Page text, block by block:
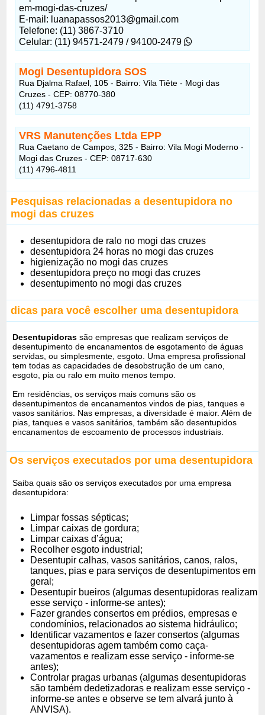
em-mogi-das-cruzes/
E-mail: luanapassos2013@gmail.com
Telefone: (11) 3867-3710
Celular: (11) 94571-2479 / 94100-2479
Mogi Desentupidora SOS
Rua Djalma Rafael, 105 - Bairro: Vila Tiête - Mogi das
Cruzes - CEP: 08770-380
(11) 4791-3758
VRS Manutenções Ltda EPP
Rua Caetano de Campos, 325 - Bairro: Vila Mogi Moderno -
Mogi das Cruzes - CEP: 08717-630
(11) 4796-4811
Pesquisas relacionadas a desentupidora no
mogi das cruzes
desentupidora de ralo no mogi das cruzes
desentupidora 24 horas no mogi das cruzes
higienização no mogi das cruzes
desentupidora preço no mogi das cruzes
desentupimento no mogi das cruzes
dicas para você escolher uma desentupidora
Desentupidoras são empresas que realizam serviços de
desentupimento de encanamentos de esgotamento de águas
servidas, ou simplesmente, esgoto. Uma empresa profissional
tem todas as capacidades de desobstrução de um cano,
esgoto, pia ou ralo em muito menos tempo.
Em residências, os serviços mais comuns são os
desentupimentos de encanamentos vindos de pias, tanques e
vasos sanitários. Nas empresas, a diversidade é maior. Além de
pias, tanques e vasos sanitários, também são desentupidos
encanamentos de escoamento de processos industriais.
Os serviços executados por uma desentupidora
Saiba quais são os serviços executados por uma empresa
desentupidora:
Limpar fossas sépticas;
Limpar caixas de gordura;
Limpar caixas d’água;
Recolher esgoto industrial;
Desentupir calhas, vasos sanitários, canos, ralos,
tanques, pias e para serviços de desentupimentos em
geral;
Desentupir bueiros (algumas desentupidoras realizam
esse serviço - informe-se antes);
Fazer grandes consertos em prédios, empresas e
condomínios, relacionados ao sistema hidráulico;
Identificar vazamentos e fazer consertos (algumas
desentupidoras agem também como caça-
vazamentos e realizam esse serviço - informe-se
antes);
Controlar pragas urbanas (algumas desentupidoras
são também dedetizadoras e realizam esse serviço -
informe-se antes e observe se tem alvará junto à
ANVISA).